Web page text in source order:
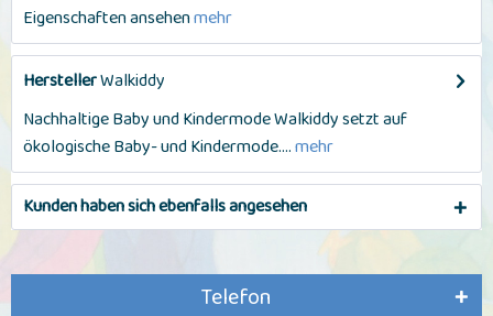
Eigenschaften ansehenmehr
HerstellerWalkiddy
Nachhaltige Baby und Kindermode Walkiddy setzt auf
ökologische Baby- und Kindermode....mehr
Kunden haben sich ebenfalls angesehen
Telefon